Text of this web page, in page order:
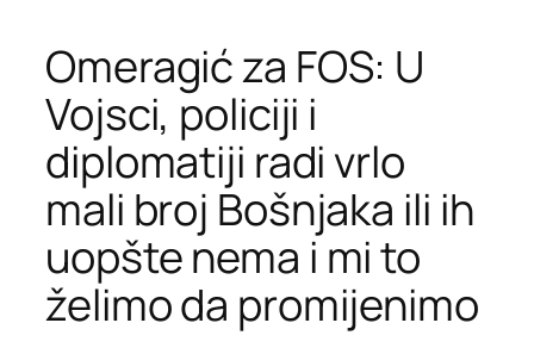
Omeragić za FOS: U
Vojsci, policiji i
diplomatiji radi vrlo
mali broj Bošnjaka ili ih
uopšte nema i mi to
želimo da promijenimo